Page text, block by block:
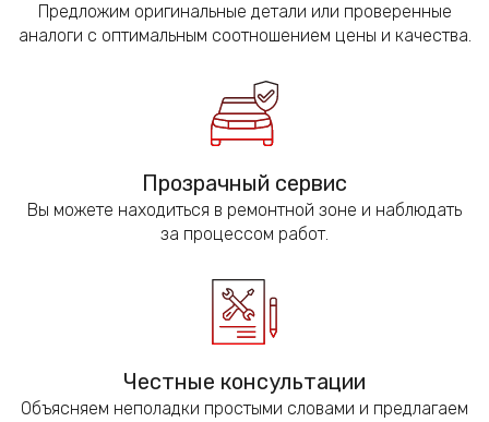
Предложим оригинальные детали или проверенные
аналоги с оптимальным соотношением цены и качества.
Прозрачный сервис
Вы можете находиться в ремонтной зоне и наблюдать
за процессом работ.
Честные консультации
Объясняем неполадки простыми словами и предлагаем